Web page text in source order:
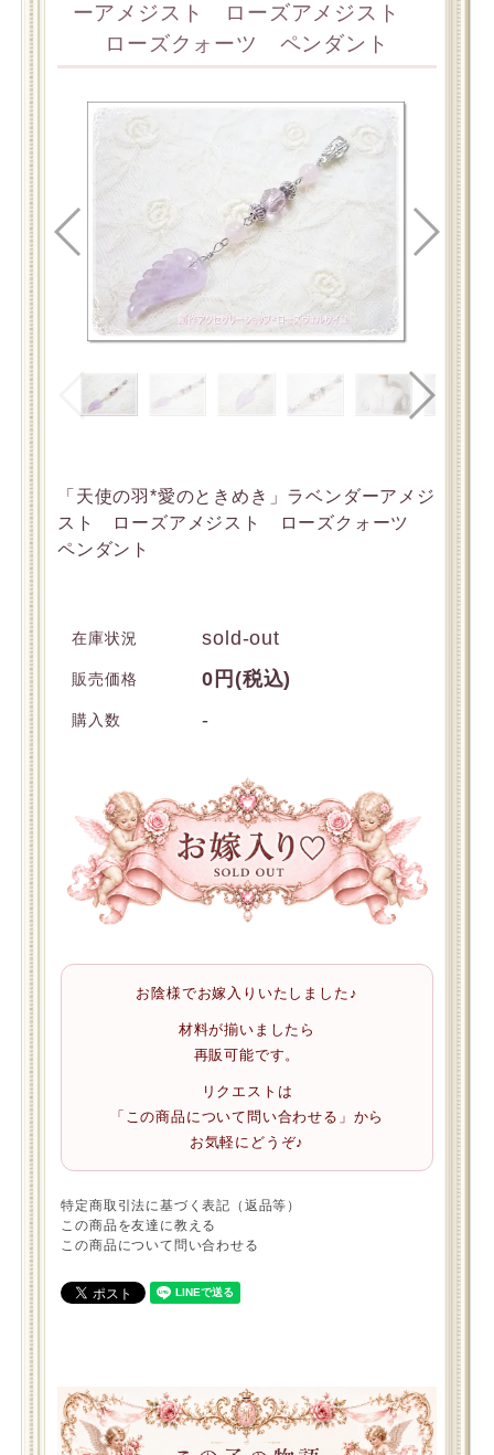
ーアメジスト ローズアメジスト
ローズクォーツ ペンダント
「天使の羽*愛のときめき」ラベンダーアメジ
スト ローズアメジスト ローズクォーツ
ペンダント
在庫状況 sold-out
販売価格 0円(税込)
購入数 -
お陰様でお嫁入りいたしました♪
材料が揃いましたら
再販可能です。
リクエストは
「この商品について問い合わせる」から
お気軽にどうぞ♪
特定商取引法に基づく表記（返品等）
この商品を友達に教える
この商品について問い合わせる